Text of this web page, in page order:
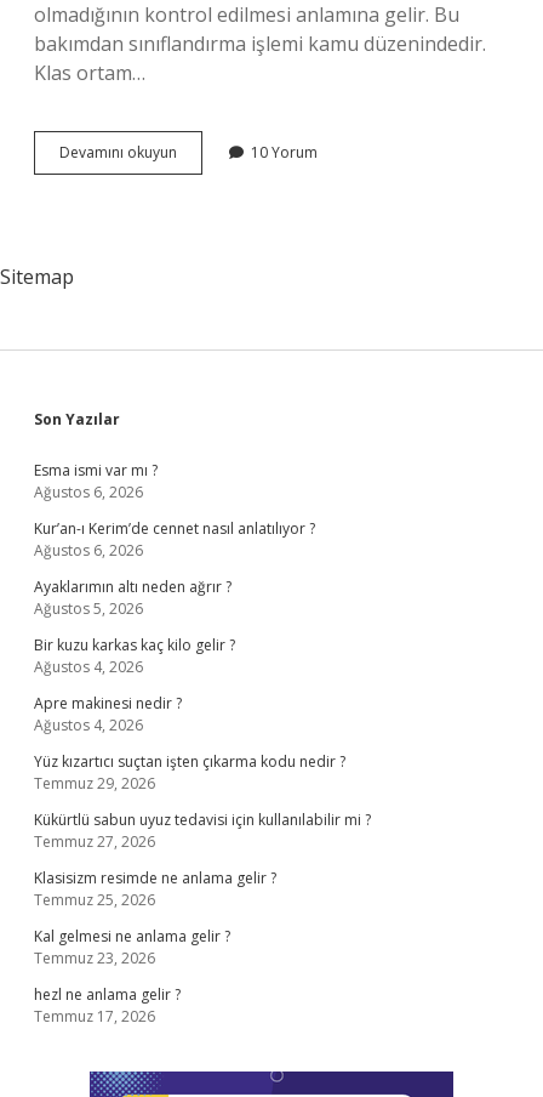
olmadığının kontrol edilmesi anlamına gelir. Bu
bakımdan sınıflandırma işlemi kamu düzenindedir.
Klas ortam…
Devamını okuyun
Sahibi
10 Yorum
Sitemap
Sidebar
Son Yazılar
Esma ismi var mı ?
Ağustos 6, 2026
Kur’an-ı Kerim’de cennet nasıl anlatılıyor ?
Ağustos 6, 2026
Ayaklarımın altı neden ağrır ?
Ağustos 5, 2026
Bir kuzu karkas kaç kilo gelir ?
Ağustos 4, 2026
Apre makinesi nedir ?
Ağustos 4, 2026
Yüz kızartıcı suçtan işten çıkarma kodu nedir ?
Temmuz 29, 2026
Kükürtlü sabun uyuz tedavisi için kullanılabilir mi ?
Temmuz 27, 2026
Klasisizm resimde ne anlama gelir ?
Temmuz 25, 2026
Kal gelmesi ne anlama gelir ?
Temmuz 23, 2026
hezl ne anlama gelir ?
Temmuz 17, 2026